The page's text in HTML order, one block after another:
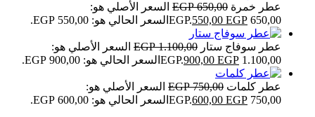
عطر خمرة 650,00
EGP السعر الأصلي هو:
650,00 EGP.
550,00 EGP السعر الحالي هو: 550,00 EGP.
عطر سوفاج ستار 1.100,00
EGP السعر الأصلي هو:
1.100,00 EGP.
900,00 EGP السعر الحالي هو: 900,00 EGP.
عطر كلمات 750,00
EGP السعر الأصلي هو:
750,00 EGP.
600,00 EGP
السعر الحالي هو: 600,00 EGP.